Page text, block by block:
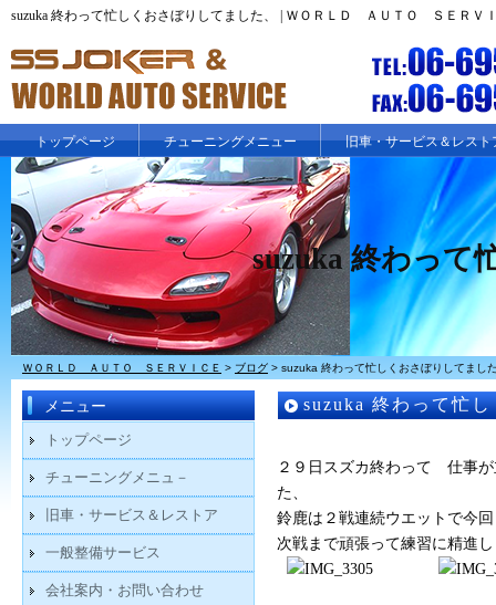
suzuka 終わって忙しくおさぼりしてました、 | ＷＯＲＬＤ ＡＵＴＯ ＳＥＲＶ
トップページ チューニングメニュー 旧車・サービス＆レスト
suzuka 終わって
ＷＯＲＬＤ ＡＵＴＯ ＳＥＲＶＩＣＥ > ブログ > suzuka 終わって忙しくおさぼりしてまし
suzuka 終わって忙
２９日スズカ終わって 仕事
た、
鈴鹿は２戦連続ウエットで今
次戦まで頑張って練習に精進
メニュー
トップページ
チューニングメニュ－
旧車・サービス＆レストア
一般整備サービス
会社案内・お問い合わせ